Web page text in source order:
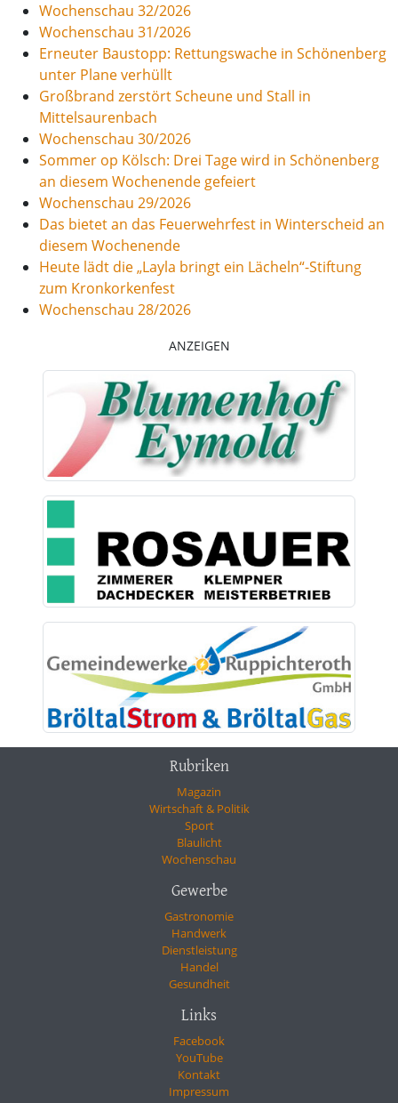
Wochenschau 32/2026
Wochenschau 31/2026
Erneuter Baustopp: Rettungswache in Schönenberg
unter Plane verhüllt
Großbrand zerstört Scheune und Stall in
Mittelsaurenbach
Wochenschau 30/2026
Sommer op Kölsch: Drei Tage wird in Schönenberg
an diesem Wochenende gefeiert
Wochenschau 29/2026
Das bietet an das Feuerwehrfest in Winterscheid an
diesem Wochenende
Heute lädt die „Layla bringt ein Lächeln“-Stiftung
zum Kronkorkenfest
Wochenschau 28/2026
ANZEIGEN
Rubriken
Magazin
Wirtschaft & Politik
Sport
Blaulicht
Wochenschau
Gewerbe
Gastronomie
Handwerk
Dienstleistung
Handel
Gesundheit
Links
Facebook
YouTube
Kontakt
Impressum